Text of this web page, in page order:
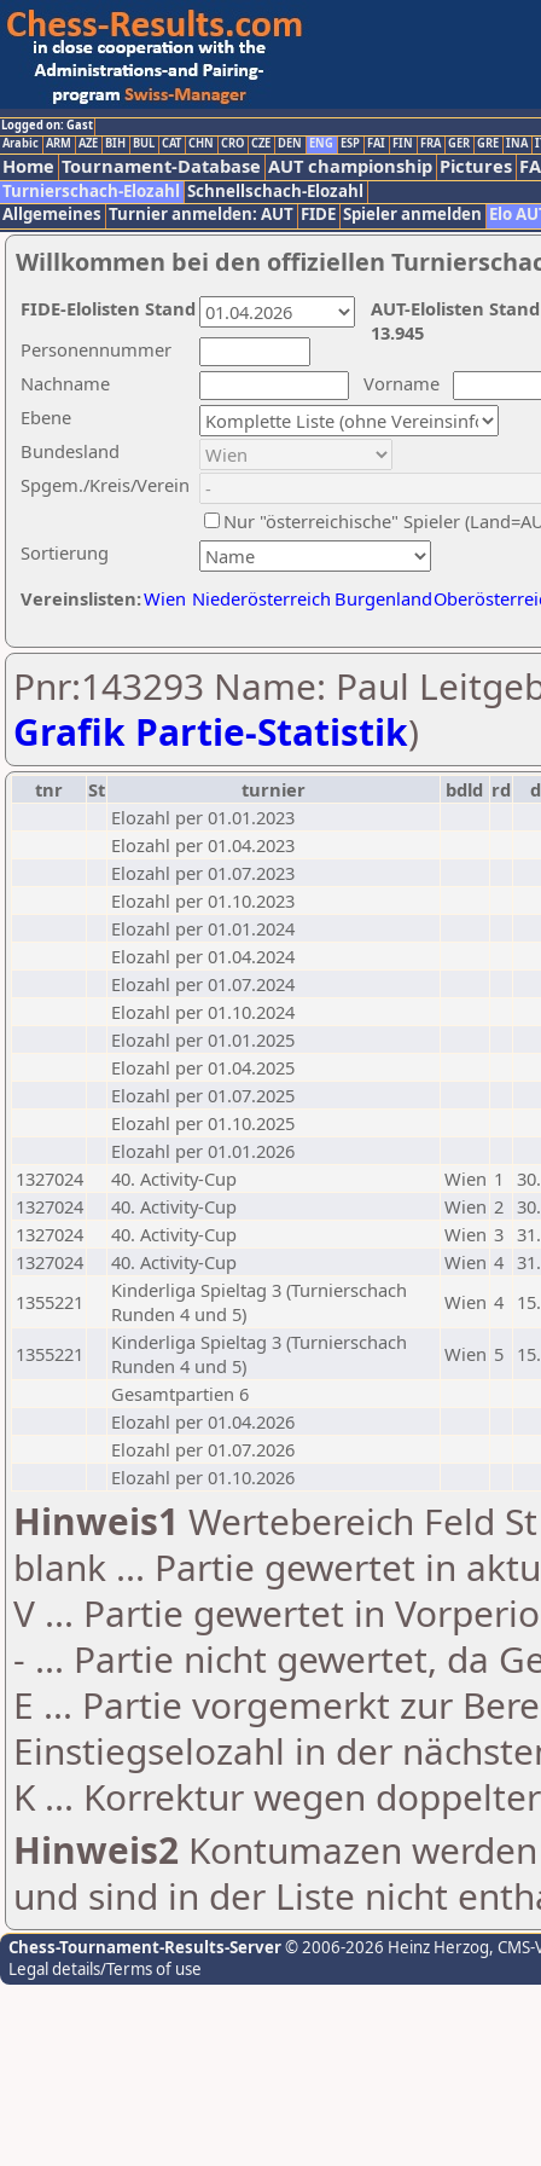
Logged on: Gast
Arabic ARM AZE BIH BUL CAT CHN CRO CZE DEN ENG ESP FAI FIN FRA GER GRE INA
Home Tournament-Database AUT championship Pictures
Turnierschach-Elozahl Schnellschach-Elozahl
Allgemeines Turnier anmelden: AUT FIDE Spieler anmelden Elo
Willkommen bei den offiziellen
Nachname
Vorname
Ebene
Sortierung
Personennummer
Bundesland
Spgem./Kreis/Verein
Nur "österreichische" Spieler
Vereinslisten:Wien Niederösterreich Burgenland
AUT-Elolisten
13.945
FIDE-Elolisten Stand
Pnr:143293 Name: Paul
Grafik Partie-Statistik)
tnr St turnier bdld rd
Elozahl per 01.01.2023
Elozahl per 01.04.2023
Elozahl per 01.07.2023
Elozahl per 01.10.2023
Elozahl per 01.01.2024
Elozahl per 01.04.2024
Elozahl per 01.07.2024
Elozahl per 01.10.2024
Elozahl per 01.01.2025
Elozahl per 01.04.2025
Elozahl per 01.07.2025
Elozahl per 01.10.2025
Elozahl per 01.01.2026
1327024
40. Activity-Cup Wien 1
1327024
40. Activity-Cup Wien 2
1327024
40. Activity-Cup Wien 3
1327024
40. Activity-Cup Wien 4
1355221
Kinderliga Spieltag 3 (Turnierschach
Runden 4 und 5)
Wien 4
1355221
Kinderliga Spieltag 3 (Turnierschach
Runden 4 und 5)
Wien 5
Gesamtpartien 6
Elozahl per 01.04.2026
Elozahl per 01.07.2026
Elozahl per 01.10.2026
Hinweis1 Wertebereich Feld
blank ... Partie gewertet in
V ... Partie gewertet in
- ... Partie nicht gewertet, da
E ... Partie vorgemerkt zur
Einstiegselozahl in der
K ... Korrektur wegen
Hinweis2 Kontumazen
und sind in der Liste nicht
Chess-Tournament-Results-Server© 2006-2026 Heinz Herzog,
Legal details/Terms of use